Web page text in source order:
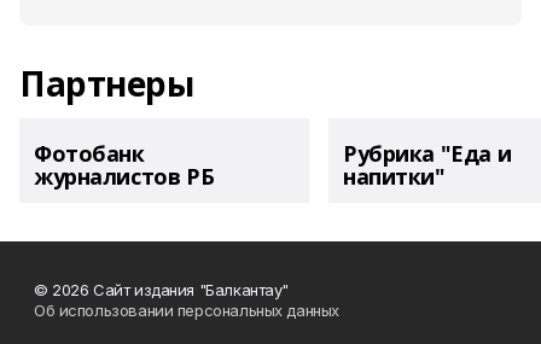
Партнеры
Фотобанк
журналистов РБ
Рубрика "Еда и
напитки"
© 2026 Сайт издания "Балкантау"
Об использовании персональных данных